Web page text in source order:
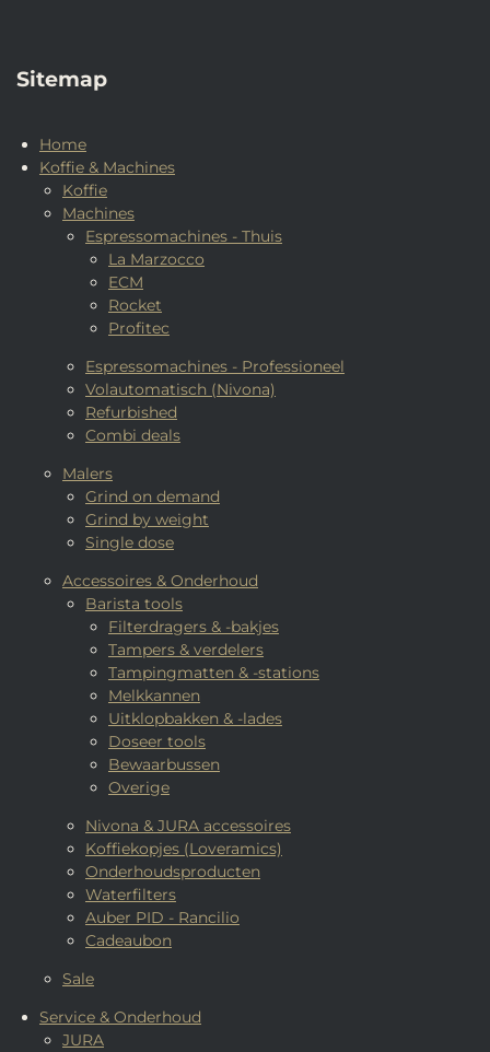
Sitemap
Home
Koffie & Machines
Koffie
Machines
Espressomachines - Thuis
La Marzocco
ECM
Rocket
Profitec
Espressomachines - Professioneel
Volautomatisch (Nivona)
Refurbished
Combi deals
Malers
Grind on demand
Grind by weight
Single dose
Accessoires & Onderhoud
Barista tools
Filterdragers & -bakjes
Tampers & verdelers
Tampingmatten & -stations
Melkkannen
Uitklopbakken & -lades
Doseer tools
Bewaarbussen
Overige
Nivona & JURA accessoires
Koffiekopjes (Loveramics)
Onderhoudsproducten
Waterfilters
Auber PID - Rancilio
Cadeaubon
Sale
Service & Onderhoud
JURA